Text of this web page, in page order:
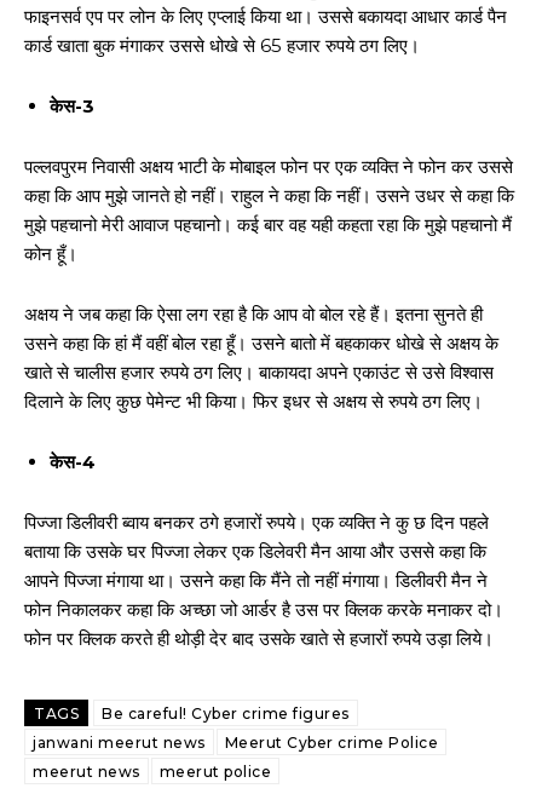
फाइनसर्व एप पर लोन के लिए एप्लाई किया था। उससे बकायदा आधार कार्ड पैन
कार्ड खाता बुक मंगाकर उससे धोखे से 65 हजार रुपये ठग लिए।
केस-3
पल्लवपुरम निवासी अक्षय भाटी के मोबाइल फोन पर एक व्यक्ति ने फोन कर उससे
कहा कि आप मुझे जानते हो नहीं। राहुल ने कहा कि नहीं। उसने उधर से कहा कि
मुझे पहचानो मेरी आवाज पहचानो। कई बार वह यही कहता रहा कि मुझे पहचानो मैं
कोन हूँ।
अक्षय ने जब कहा कि ऐसा लग रहा है कि आप वो बोल रहे हैं। इतना सुनते ही
उसने कहा कि हां मैं वहीं बोल रहा हूँ। उसने बातो में बहकाकर धोखे से अक्षय के
खाते से चालीस हजार रुपये ठग लिए। बाकायदा अपने एकाउंट से उसे विश्वास
दिलाने के लिए कुछ पेमेन्ट भी किया। फिर इधर से अक्षय से रुपये ठग लिए।
केस-4
पिज्जा डिलीवरी ब्वाय बनकर ठगे हजारों रुपये। एक व्यक्ति ने कु छ दिन पहले
बताया कि उसके घर पिज्जा लेकर एक डिलेवरी मैन आया और उससे कहा कि
आपने पिज्जा मंगाया था। उसने कहा कि मैंने तो नहीं मंगाया। डिलीवरी मैन ने
फोन निकालकर कहा कि अच्छा जो आर्डर है उस पर क्लिक करके मनाकर दो।
फोन पर क्लिक करते ही थोड़ी देर बाद उसके खाते से हजारों रुपये उड़ा लिये।
TAGS
Be careful! Cyber ​​crime figures
janwani meerut news
Meerut Cyber crime Police
meerut news
meerut police